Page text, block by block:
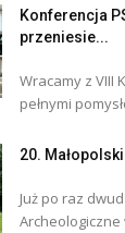
Konferencja
przeniesie...
Wracamy z VIII
pełnymi
20.
Już po raz